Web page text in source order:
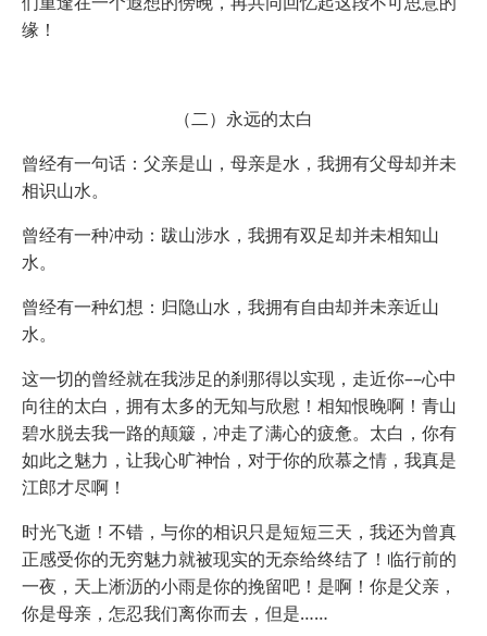
缘！
（二）永远的太白
曾经有一句话：父亲是山，母亲是水，我拥有父母却并未
相识山水。
曾经有一种冲动：跋山涉水，我拥有双足却并未相知山
水。
曾经有一种幻想：归隐山水，我拥有自由却并未亲近山
水。
这一切的曾经就在我涉足的刹那得以实现，走近你––心中
向往的太白，拥有太多的无知与欣慰！相知恨晚啊！青山
碧水脱去我一路的颠簸，冲走了满心的疲惫。太白，你有
如此之魅力，让我心旷神怡，对于你的欣慕之情，我真是
江郎才尽啊！
时光飞逝！不错，与你的相识只是短短三天，我还为曾真
正感受你的无穷魅力就被现实的无奈给终结了！临行前的
一夜，天上淅沥的小雨是你的挽留吧！是啊！你是父亲，
你是母亲，怎忍我们离你而去，但是……